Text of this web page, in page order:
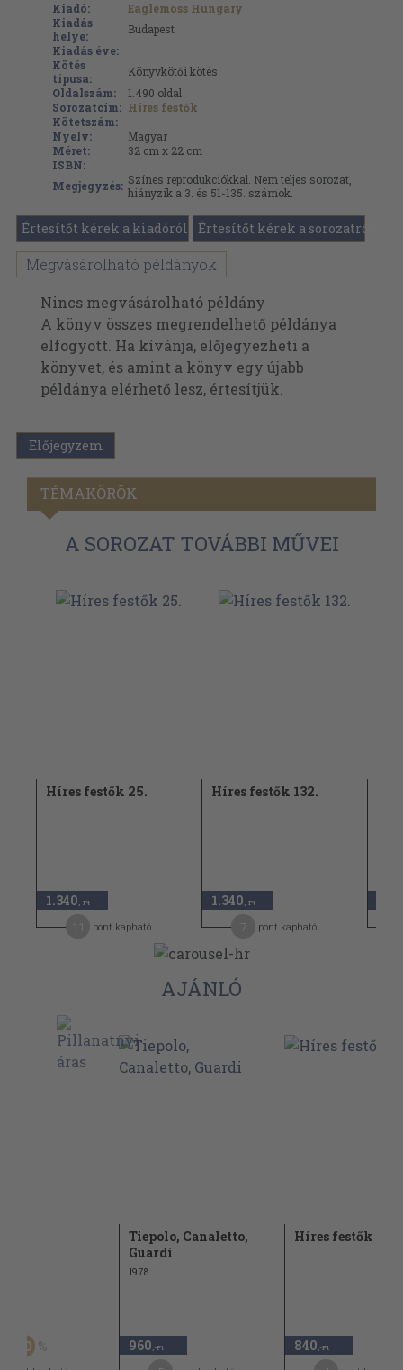
Kiadó:
Eaglemoss Hungary
Kiadás
helye:
Budapest
Kiadás éve:
Kötés
típusa:
Könyvkötői kötés
Oldalszám:
1.490 oldal
Sorozatcím: Híres festők
Kötetszám:
Nyelv:
Magyar
Méret:
32 cm x 22 cm
ISBN:
Megjegyzés: Színes reprodukciókkal. Nem teljes sorozat,
hiányzik a 3. és 51-135. számok.
Értesítőt kérek a kiadóról Értesítőt kérek a sorozatról
Megvásárolható példányok
Nincs megvásárolható példány
A könyv összes megrendelhető példánya
elfogyott. Ha kívánja, előjegyezheti a
könyvet, és amint a könyv egy újabb
példánya elérhető lesz, értesítjük.
Előjegyzem
TÉMAKÖRÖK
A SOROZAT TOVÁBBI MŰVEI
Híres festők 25.
1.340 ,-Ft
pont kapható
Híres festők 132.
1.340 ,-Ft
pont kapható
AJÁNLÓ
30
Tiepolo, Canaletto,
Guardi
1978
960 ,-Ft
Híres festők 17.
840 ,-Ft